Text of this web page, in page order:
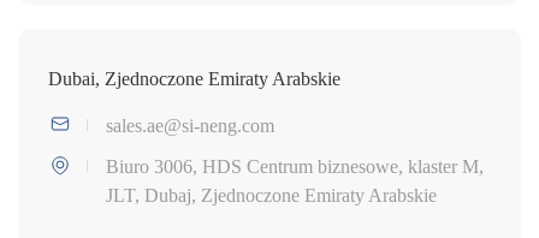
Dubai, Zjednoczone Emiraty Arabskie
sales.ae@si-neng.com
Biuro 3006, HDS Centrum biznesowe, klaster M,
JLT, Dubaj, Zjednoczone Emiraty Arabskie